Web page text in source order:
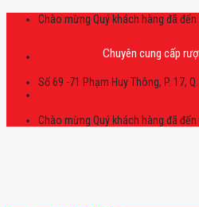
Skip
Chào mừng Quý khách hàng đã đến
Chuyên cung cấp rượu
Số 69 -71 Phạm Huy Thông, P. 17,
Chào mừng Quý khách hàng đã đến